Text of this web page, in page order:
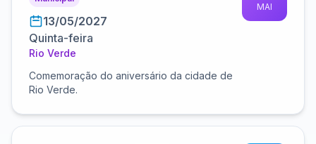
13/05/2027
Quinta-feira
Rio Verde
Comemoração do aniversário da cidade de
Rio Verde.
MAI